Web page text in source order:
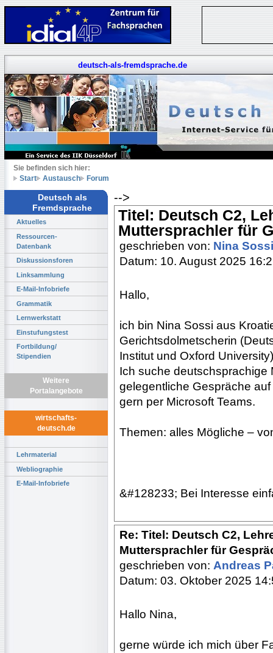
deutsch-als-fremdsprache.de
Sie befinden sich hier:
Start
Austausch Forum
Deutsch als
Fremdsprache
Aktuelles
Ressourcen-
Datenbank
Diskussionsforen
Linksammlung
E-Mail-Infobriefe
Grammatik
Lernwerkstatt
Einstufungstest
Fortbildung/
Stipendien
Weitere
Portalangebote
wirtschafts-
deutsch.de
Lehrmaterial
Webliographie
E-Mail-Infobriefe
-->
Titel: Deutsch C2,
Muttersprachler für
geschrieben von: Nina
Datum: 10. August 2025
Hallo,
ich bin Nina Sossi aus
Gerichtsdolmetscherin
Institut und Oxford
Ich suche deutschsprachige
gelegentliche Gespräche
gern per Microsoft Teams.
Themen: alles Mögliche –
&#128233; Bei Interesse
Re: Titel: Deutsch C2,
Muttersprachler für
geschrieben von: Andreas
Datum: 03. Oktober 2025
Hallo Nina,
gerne würde ich mich über